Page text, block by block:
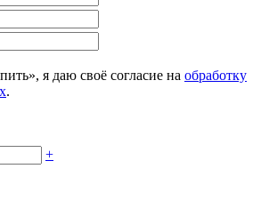
я даю своё согласие на обработку
.
+